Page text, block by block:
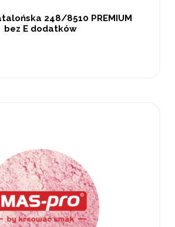
248/8510 PREMIUM
bez E dodatków